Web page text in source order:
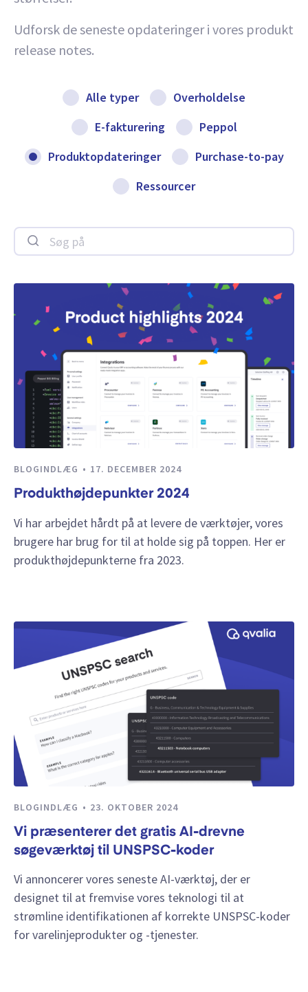
Udforsk de seneste opdateringer i vores produkt
release notes.
Alle typer
Overholdelse
E-fakturering
Peppol
Produktopdateringer
Purchase-to-pay
Ressourcer
Søg på
BLOGINDLÆG 17. DECEMBER 2024
Produkthøjdepunkter 2024
Vi har arbejdet hårdt på at levere de værktøjer, vores
brugere har brug for til at holde sig på toppen. Her er
produkthøjdepunkterne fra 2023.
BLOGINDLÆG 23. OKTOBER 2024
Vi præsenterer det gratis AI-drevne
søgeværktøj til UNSPSC-koder
Vi annoncerer vores seneste AI-værktøj, der er
designet til at fremvise vores teknologi til at
strømline identifikationen af korrekte UNSPSC-koder
for varelinjeprodukter og -tjenester.